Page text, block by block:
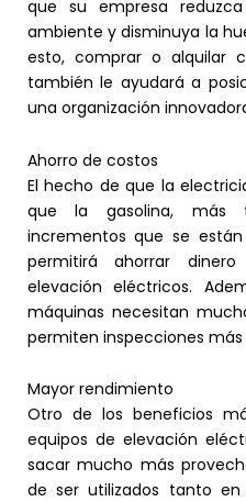
que su empresa
ambiente y disminuya la
esto, comprar o alquilar
también le ayudará a
una organización
Ahorro de costos
El hecho de que la
que la gasolina, más
incrementos que se
permitirá ahorrar
elevación eléctricos.
máquinas necesitan
permiten inspecciones más
Mayor rendimiento
Otro de los beneficios
equipos de elevación
sacar mucho más
de ser utilizados tanto en